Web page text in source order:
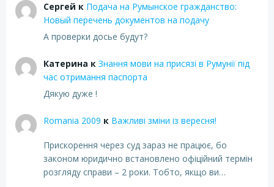
Сергей к Подача на Румынское гражданство:
Новый перечень документов на подачу
А проверки досье будут?
Катерина к Знання мови на присязі в Румунії під
час отримання паспорта
Дякую дуже !
Romania 2009 к Важливі зміни із вересня!
Прискорення через суд зараз не працює, бо
законом юридично встановлено офіційний термін
розгляду справи – 2 роки. Тобто, якщо ви…